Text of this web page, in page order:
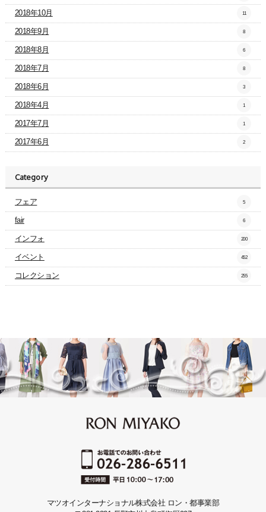
2018年10月 11
2018年9月 8
2018年8月 6
2018年7月 8
2018年6月 3
2018年4月 1
2017年7月 1
2017年6月 2
Category
フェア 5
fair 6
インフォ 200
イベント 452
コレクション 255
マツオインターナショナル株式会社 ロン・都事業部